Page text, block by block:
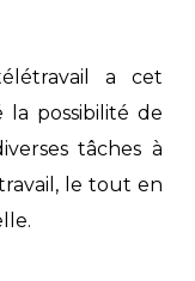
a cet
la possibilité de
tâches à
le tout en